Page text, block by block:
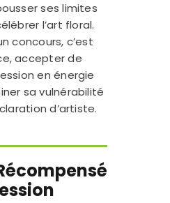
ses limites
l’art floral.
concours, c’est
accepter de
en énergie
sa vulnérabilité
d’artiste.